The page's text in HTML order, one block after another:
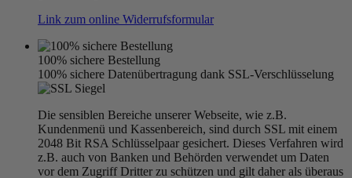
Link zum online Widerrufsformular
100% sichere Bestellung
100% sichere Datenübertragung dank SSL-Verschlüsselung
Die sensiblen Bereiche unserer Webseite, wie z.B.
Kundenmenü und Kassenbereich, sind durch SSL mit einem
2048 Bit RSA Schlüsselpaar gesichert. Dieses Verfahren wird
z.B. auch von Banken und Behörden verwendet um Daten
vor dem Zugriff Dritter zu schützen und gilt daher als überaus